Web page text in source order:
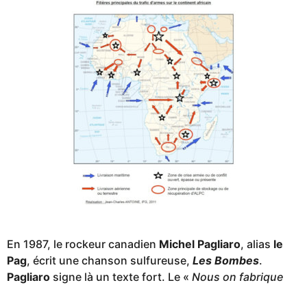
En 1987, le rockeur canadien Michel Pagliaro, alias le
Pag, écrit une chanson sulfureuse, Les Bombes.
Pagliaro signe là un texte fort. Le « Nous on fabrique